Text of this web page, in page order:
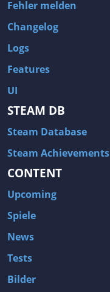
Fehler melden
Changelog
Logs
Features
UI
STEAM DB
Steam Database
Steam Achievements
CONTENT
Upcoming
Spiele
News
Tests
Bilder